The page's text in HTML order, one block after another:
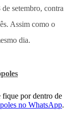
setembro, contra
Assim como o
dia.
fique por dentro de
no WhatsApp.